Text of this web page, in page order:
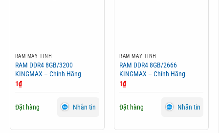
RAM MÁY TÍNH
RAM DDR4 8GB/3200
KINGMAX – Chính Hãng
1₫
Đặt hàng Nhắn tin
RAM MÁY TÍNH
RAM DDR4 8GB/2666
KINGMAX – Chính Hãng
1₫
Đặt hàng Nhắn tin